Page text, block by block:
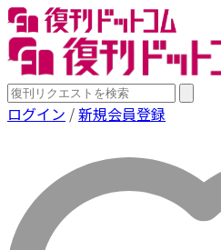
ログイン /新規会員登録